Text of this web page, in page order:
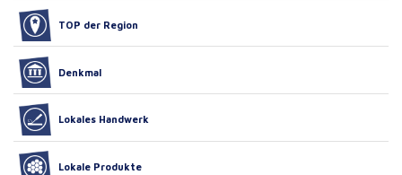
TOP der Region
Denkmal
Lokales Handwerk
Lokale Produkte